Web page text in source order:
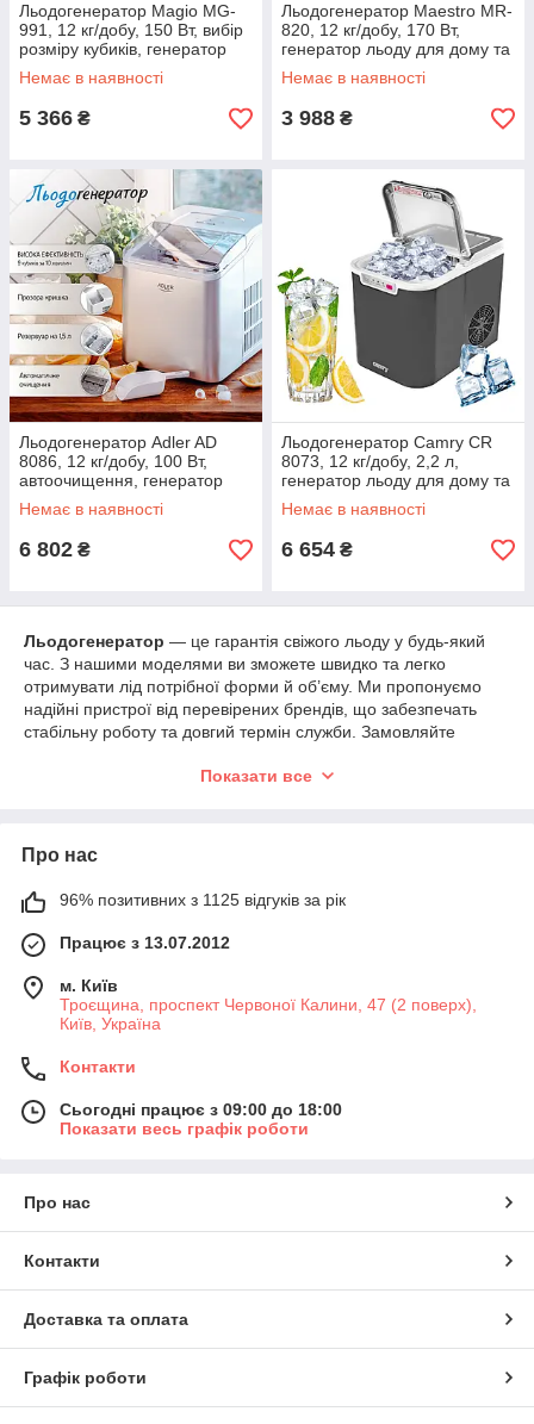
Льодогенератор Magio MG-
991, 12 кг/добу, 150 Вт, вибір
розміру кубиків, генератор
льоду
Немає в наявності
5 366 ₴
Льодогенератор Maestro MR-
820, 12 кг/добу, 170 Вт,
генератор льоду для дому та
бару
Немає в наявності
3 988 ₴
Льодогенератор Adler AD
8086, 12 кг/добу, 100 Вт,
автоочищення, генератор
льоду
Немає в наявності
6 802 ₴
Льодогенератор Camry CR
8073, 12 кг/добу, 2,2 л,
генератор льоду для дому та
бару
Немає в наявності
6 654 ₴
Льодогенератор — це гарантія свіжого льоду у будь-який
час. З нашими моделями ви зможете швидко та легко
отримувати лід потрібної форми й об’єму. Ми пропонуємо
надійні пристрої від перевірених брендів, що забезпечать
стабільну роботу та довгий термін служби. Замовляйте
для себе та своїх гостей!Показати все
Про нас
96% позитивних з 1125 відгуків за рік
Працює з 13.07.2012
м. Київ
Троєщина, проспект Червоної Калини, 47 (2 поверх),
Київ, Україна
Контакти
Сьогодні працює з 09:00 до 18:00
Показати весь графік роботи
Про нас
Контакти
Доставка та оплата
Графік роботи